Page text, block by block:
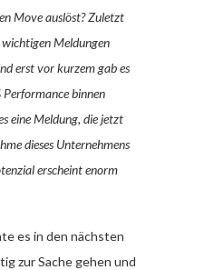
Move auslöst? Zuletzt
Meldungen
erst vor kurzem gab es
binnen
eine Meldung, die jetzt
dieses Unternehmens
erscheint enorm
es in den nächsten
zur Sache gehen und